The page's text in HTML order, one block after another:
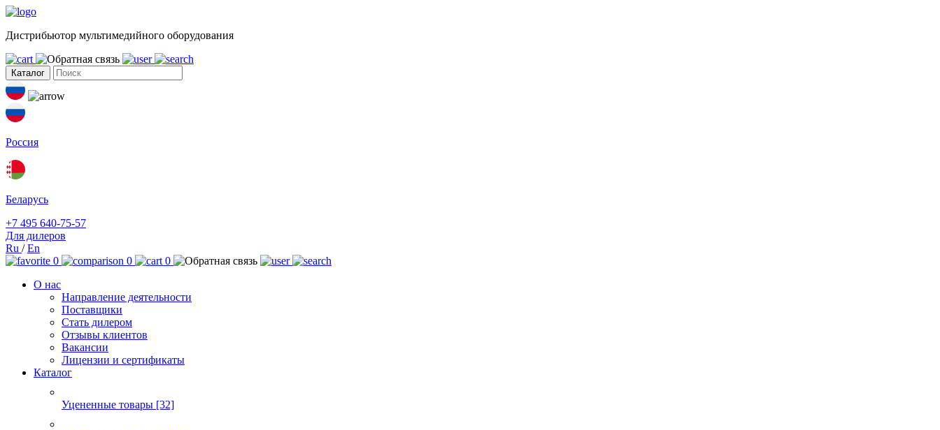
Дистрибьютор мультимедийного оборудования
Каталог
Россия
Беларусь
+7 495 640-75-57
Для дилеров
Ru /En
0
0
0
О нас
Направление деятельности
Поставщики
Стать дилером
Отзывы клиентов
Вакансии
Лицензии и сертификаты
Каталог
Уцененные товары [32]